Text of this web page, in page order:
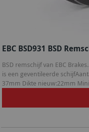
EBC BSD931 BSD
BSD remschijf van EBC
is een geventileerde
37mm Dikte nieuw:22mm